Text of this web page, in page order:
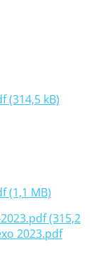
(314,5 kB)
(1,1 MB)
(315,2
2023.pdf